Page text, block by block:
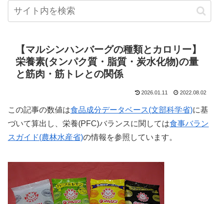
【マルシンハンバーグの種類とカロリー】
栄養素(タンパク質・脂質・炭水化物)の量
と筋肉・筋トレとの関係
2026.01.11 2022.08.02
この記事の数値は食品成分データベース(文部科学省)に基
づいて算出し、栄養(PFC)バランスに関しては食事バラン
スガイド(農林水産省)の情報を参照しています。